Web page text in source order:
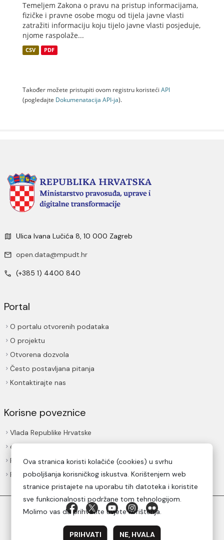
Temeljem Zakona o pravu na pristup informacijama,
fizičke i pravne osobe mogu od tijela javne vlasti
zatražiti informaciju koju tijelo javne vlasti posjeduje,
njome raspolaže...
CSV PDF
Također možete pristupiti ovom registru koristeći API
(pogledajte Dokumenаtаcijа API-jа).